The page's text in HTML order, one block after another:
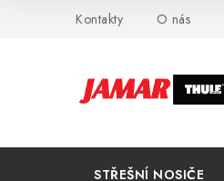
Kontakty O nás
STŘEŠNÍ NOSIČE